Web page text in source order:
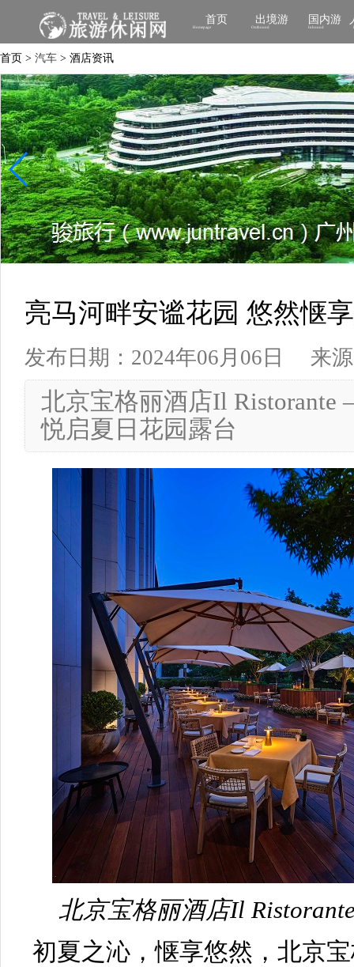
首页
Homepage
出境游
Outbound
国内游
Inbound
首页 > 汽车 > 酒店资讯
亮马河畔安谧花园 悠然惬
发布日期：2024年06月06日 来源
北京宝格丽酒店Il Ristorante
悦启夏日花园露台
北京宝格丽酒店Il
初夏之沁，惬享悠然，北京